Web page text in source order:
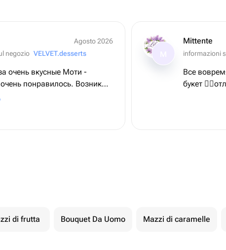
Agosto 2026
negozio VELVET.desserts
очень вкусные Моти -
понравилось. Возник
состава и визуала
Mittente
informazioni
Все
букет
di frutta Bouquet Da Uomo Mazzi di caramelle